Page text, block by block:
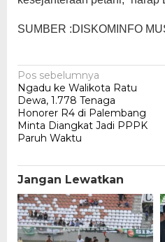
SUMBER :DISKOMINFO
Navigasi
pos
Pos sebelumnya
Ngadu ke Walikota Ratu
Dewa, 1.778 Tenaga
Honorer R4 di Palembang
Minta Diangkat Jadi PPPK
Paruh Waktu
Jangan Lewatkan